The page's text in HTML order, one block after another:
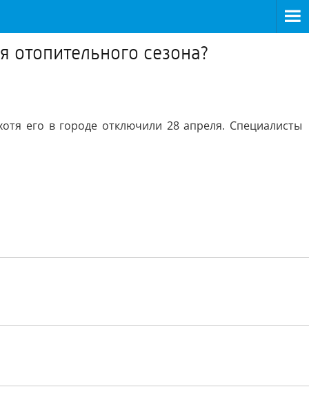
сезона?
его в городе отключили 28 апреля. Специалисты